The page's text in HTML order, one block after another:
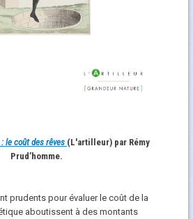
le coût des rêves (L'artilleur) par Rémy
Prud’homme.
prudents pour évaluer le coût de la
aboutissent à des montants